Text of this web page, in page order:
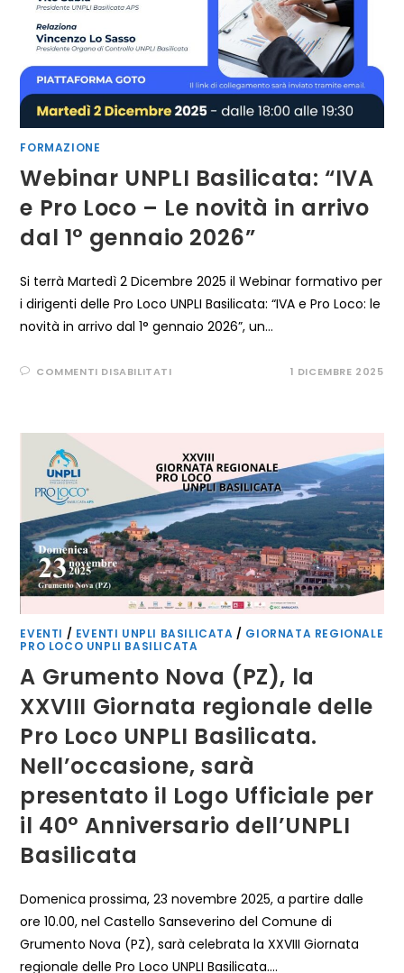
FORMAZIONE
Webinar UNPLI Basilicata: “IVA
e Pro Loco – Le novità in arrivo
dal 1° gennaio 2026”
Si terrà Martedì 2 Dicembre 2025 il Webinar formativo per
i dirigenti delle Pro Loco UNPLI Basilicata: “IVA e Pro Loco: le
novità in arrivo dal 1° gennaio 2026”, un…
COMMENTI DISABILITATISU
LOCO
–
LE
NOVITÀ
IN
ARRIVO
DAL
1°
GENNAIO
2026”
1 DICEMBRE 2025
EVENTI / EVENTI UNPLI BASILICATA / GIORNATA REGIONALE
PRO LOCO UNPLI BASILICATA
A Grumento Nova (PZ), la
XXVIII Giornata regionale delle
Pro Loco UNPLI Basilicata.
Nell’occasione, sarà
presentato il Logo Ufficiale per
il 40° Anniversario dell’UNPLI
Basilicata
Domenica prossima, 23 novembre 2025, a partire dalle
ore 10.00, nel Castello Sanseverino del Comune di
Grumento Nova (PZ), sarà celebrata la XXVIII Giornata
regionale delle Pro Loco UNPLI Basilicata.…